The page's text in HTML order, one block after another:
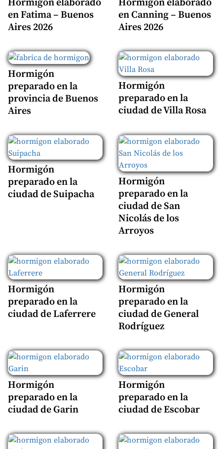
Hormigón elaborado
en Fatima – Buenos
Aires 2026
Hormigón elaborado
en Canning – Buenos
Aires 2026
Hormigón
preparado en la
provincia de Buenos
Aires
Hormigón
preparado en la
ciudad de Villa Rosa
Hormigón
preparado en la
ciudad de Suipacha
Hormigón
preparado en la
ciudad de San
Nicolás de los
Arroyos
Hormigón
preparado en la
ciudad de Laferrere
Hormigón
preparado en la
ciudad de General
Rodríguez
Hormigón
preparado en la
ciudad de Garin
Hormigón
preparado en la
ciudad de Escobar